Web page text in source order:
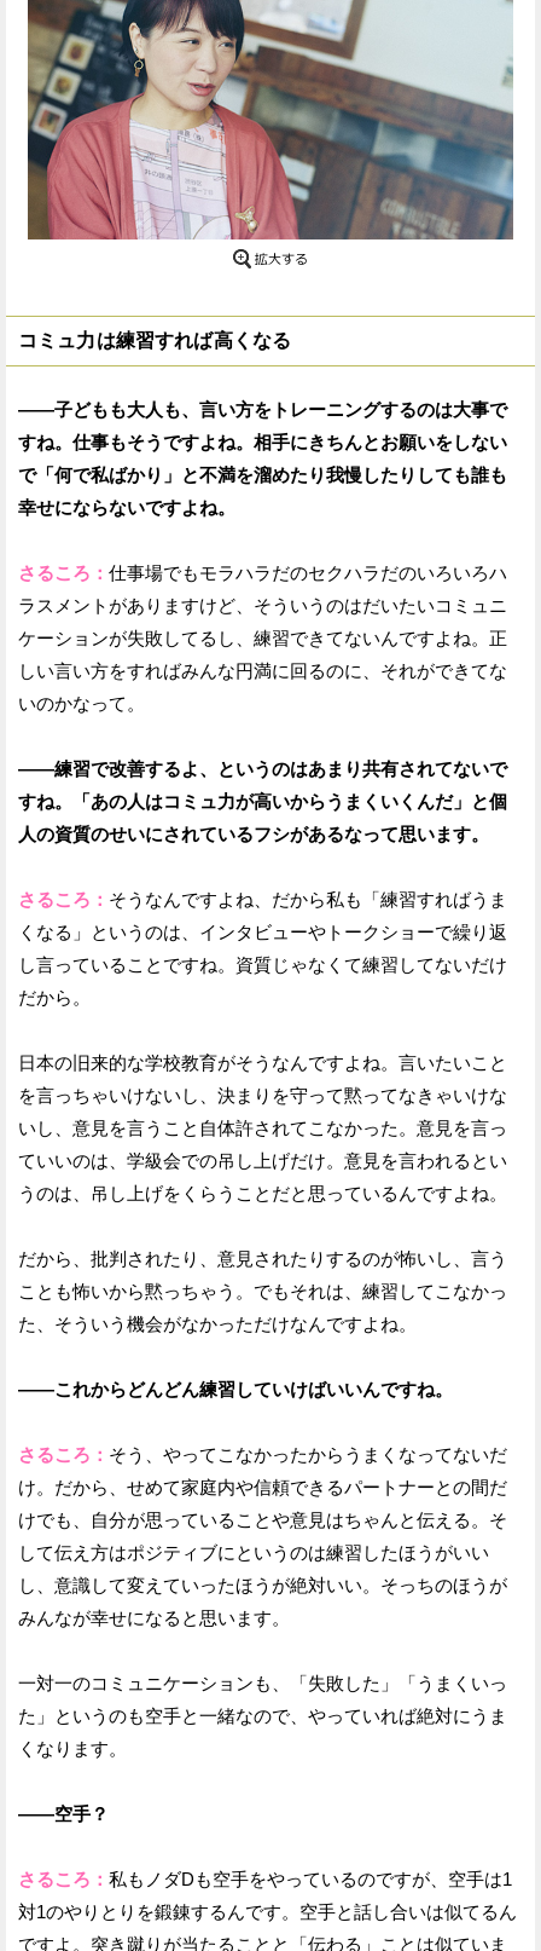
コミュ力は練習すれば高くなる
——子どもも大人も、言い方をトレーニングするのは大事で
すね。仕事もそうですよね。相手にきちんとお願いをしない
で「何で私ばかり」と不満を溜めたり我慢したりしても誰も
幸せにならないですよね。
さるころ： 仕事場でもモラハラだのセクハラだのいろいろハ
ラスメントがありますけど、そういうのはだいたいコミュニ
ケーションが失敗してるし、練習できてないんですよね。正
しい言い方をすればみんな円満に回るのに、それができてな
いのかなって。
——練習で改善するよ、というのはあまり共有されてないで
すね。「あの人はコミュ力が高いからうまくいくんだ」と個
人の資質のせいにされているフシがあるなって思います。
さるころ： そうなんですよね、だから私も「練習すればうま
くなる」というのは、インタビューやトークショーで繰り返
し言っていることですね。資質じゃなくて練習してないだけ
だから。
日本の旧来的な学校教育がそうなんですよね。言いたいこと
を言っちゃいけないし、決まりを守って黙ってなきゃいけな
いし、意見を言うこと自体許されてこなかった。意見を言っ
ていいのは、学級会での吊し上げだけ。意見を言われるとい
うのは、吊し上げをくらうことだと思っているんですよね。
だから、批判されたり、意見されたりするのが怖いし、言う
ことも怖いから黙っちゃう。でもそれは、練習してこなかっ
た、そういう機会がなかっただけなんですよね。
——これからどんどん練習していけばいいんですね。
さるころ： そう、やってこなかったからうまくなってないだ
け。だから、せめて家庭内や信頼できるパートナーとの間だ
けでも、自分が思っていることや意見はちゃんと伝える。そ
して伝え方はポジティブにというのは練習したほうがいい
し、意識して変えていったほうが絶対いい。そっちのほうが
みんなが幸せになると思います。
一対一のコミュニケーションも、「失敗した」「うまくいっ
た」というのも空手と一緒なので、やっていれば絶対にうま
くなります。
——空手？
さるころ： 私もノダDも空手をやっているのですが、空手は1
対1のやりとりを鍛錬するんです。空手と話し合いは似てるん
ですよ。突き蹴りが当たることと「伝わる」ことは似ていま